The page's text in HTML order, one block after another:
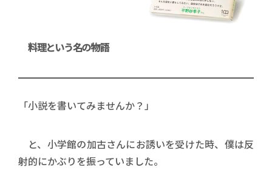
料理という名の物語
「小説を書いてみませんか？」
と、小学館の加古さんにお誘いを受けた時、僕は反
射的にかぶりを振っていました。